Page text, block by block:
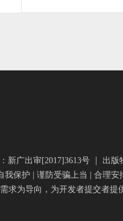
新广出审[2017]3613号
出版
我保护 | 谨防受骗上当 | 合理安
求为导向，为开发者提交者